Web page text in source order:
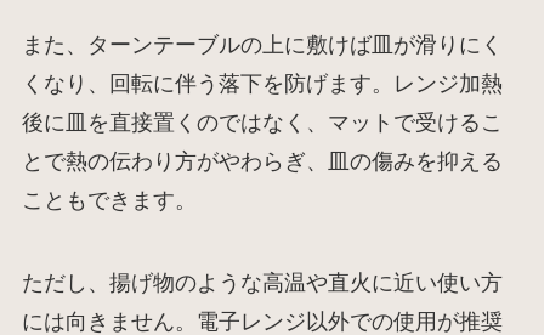
また、ターンテーブルの上に敷けば皿が滑りにく
くなり、回転に伴う落下を防げます。レンジ加熱
後に皿を直接置くのではなく、マットで受けるこ
とで熱の伝わり方がやわらぎ、皿の傷みを抑える
こともできます。
ただし、揚げ物のような高温や直火に近い使い方
には向きません。電子レンジ以外での使用が推奨